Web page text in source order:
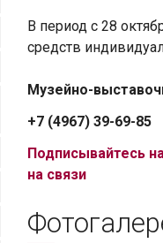
В период с 28
средств
Музейно-
+7 (4967) 39-69-85
Подписывайтесь
на связи